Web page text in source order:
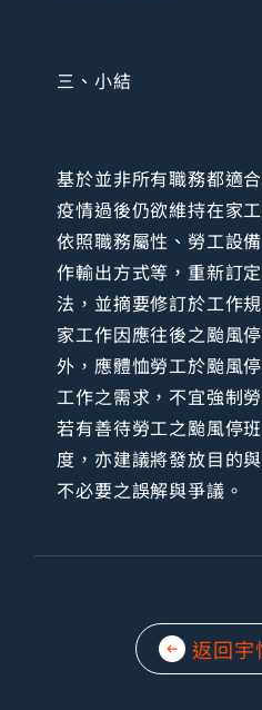
三、小結
基於並非所有職務都適
疫情過後仍欲維持在家
依照職務屬性、勞工設
作輸出方式等，重新訂
法，並摘要修訂於工作
家工作因應往後之颱風
外，應體恤勞工於颱風
工作之需求，不宜強制
若有善待勞工之颱風停
度，亦建議將發放目的
不必要之誤解與爭議。
返回宇